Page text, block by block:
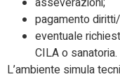
pagamento
eventuale
CILA o sanatoria.
L’ambiente simula